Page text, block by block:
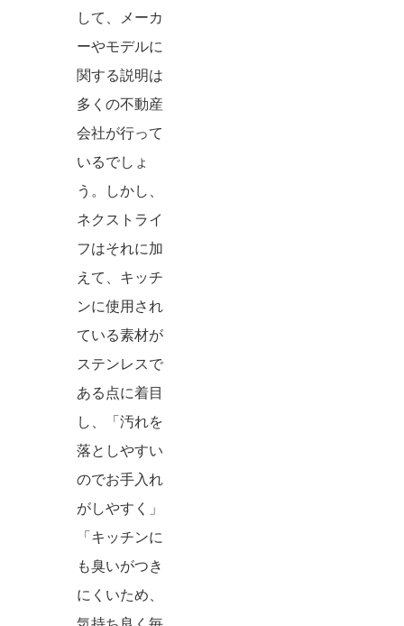
して、メーカ
ーやモデルに
関する説明は
多くの不動産
会社が行って
いるでしょ
う。しかし、
ネクストライ
フはそれに加
えて、キッチ
ンに使用され
ている素材が
ステンレスで
ある点に着目
し、「汚れを
落としやすい
のでお手入れ
がしやすく」
「キッチンに
も臭いがつき
にくいため、